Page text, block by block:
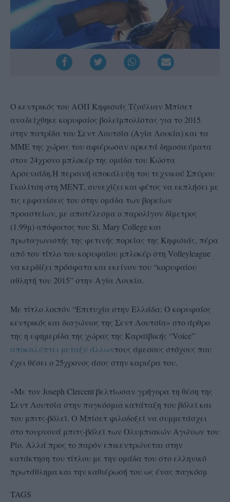
Ο κεντρικός του ΑΟΠ Κηφισιάς Τζούλιαν Μπίσετ
αναδείχθηκε κορυφαίος βολεϊμπολίστας για το 2015
στην πατρίδα του Σεντ Λουτσία (Αγία Λουκία) και τα
ΜΜΕ της χώρας του αφιέρωσαν αρκετά δημοσιεύματα
στον 24χρονο μπλοκέρ της ομάδα του Κώστα
Αρσενιάδη.H περσινή αποκάλυψη του τεχνικού Σπύρου
Γκολίτση στη ΜΕΝΤ, συνεχίζει και φέτος να εκπλήσει με
τις εμφανίσεις του στην ομάδα των βορείων
προαστείων, με αποτέλεσμα ο παρολίγον δίμετρος
(1.99μ) απόφοιτος του St. Mary College και
πρωταγωνιστής της φετινής πορείας της Κηφισιάς, πέρα
από τον τίτλο του κορυφαίου μπλοκέρ στη Volleyleague
να κερδίζει πρόσφατα και εκείνον του “κορυφαίου
αθλητή του 2015” στην Αγία Λουκία.
Με τίτλο λοιπόν “Επιτυχία στην Ελλάδα: Ο κορυφαίος
κεντρικός και διαγώνιος της Σεντ Λουτσία» στο άρθρο
της η εφημερίδα της χώρας της Καραϊβικής “Voice”
αποκαλύπτει μεταξύ άλλωντους άμεσους στόχους που
έχει θέσει ο 25χρονος άσος στην καριέρα του.
«Με τον Joseph Clercent βελτίωσαν γρήγορα τη θέση της
Σεντ Λουτσία στην παγκόσμια κατάταξη του βόλεϊ και
του μπιτς-βόλεϊ. Ο Μπίσετ φιλοδοξεί να συμμετάσχει
στο τουρνουά μπιτς-βόλεϊ των Ολυμπιακών Αγώνων του
Ρίο. Αλλά προς το παρόν επικεντρώνεται στην
κατάκτηση του τίτλου με την ομάδα του στο ελληνικό
πρωτάθλημα και την καθιέρωσή του ως ένας παγκόσμ
TAGS